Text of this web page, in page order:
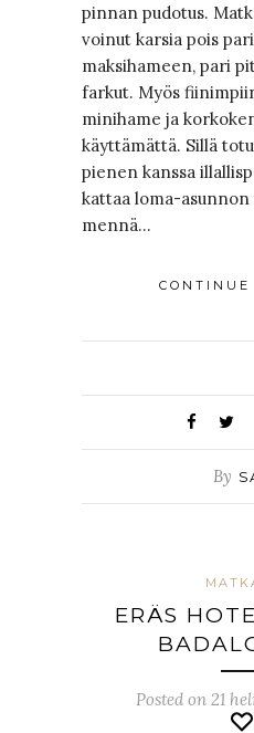
pinnan pudotus.
voinut karsia pois
maksihameen, pari
farkut. Myös
minihame ja
käyttämättä. Sillä
pienen kanssa
kattaa loma-
mennä…
CONTINUE
By
ERÄS
Posted on 21